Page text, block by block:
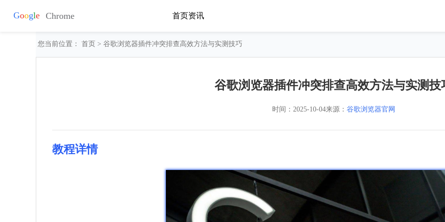
首页资讯
您当前位置： 首页 > 谷歌浏览器插件冲突排查高效方法与实测技巧
谷歌浏览器插件冲突排查高效方法与实测技
时间： 2025-10-04来源： 谷歌浏览器官网
教程详情